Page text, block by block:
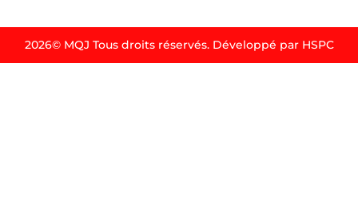
2026© MQJ Tous droits réservés. Développé par HSPC